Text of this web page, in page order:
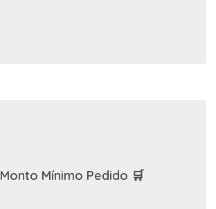
Monto Mínimo Pedido 🛒